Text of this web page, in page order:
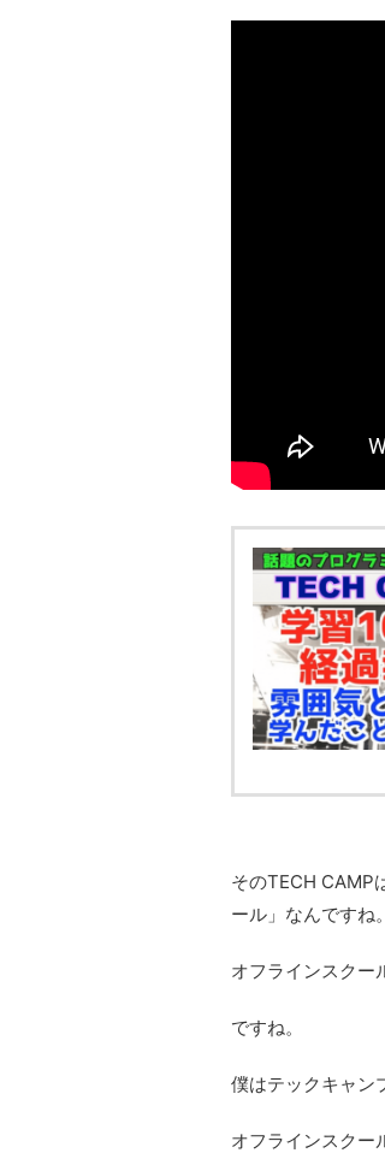
そのTECH CAMP
ール」なんですね。
オフラインスクー
ですね。
僕はテックキャン
オフラインスクー